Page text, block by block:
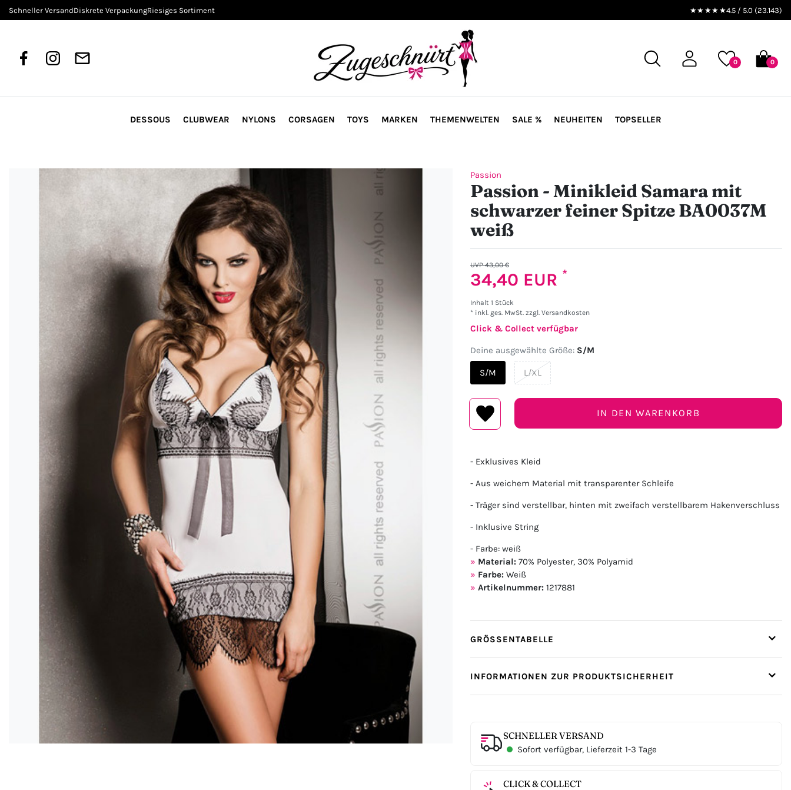
Schneller VersandDiskrete VerpackungRiesiges Sortiment ★★★★★4.5 / 5.0 (23.143)
0 0
DESSOUS CLUBWEAR NYLONS CORSAGEN TOYS MARKEN THEMENWELTEN SALE % NEUHEITEN TOPSELLER
Passion
Passion - Minikleid Samara mit
schwarzer feiner Spitze BA0037M
weiß
UVP 43,00 €
34,40 EUR *
Inhalt 1 Stück
* inkl. ges. MwSt. zzgl. Versandkosten
Click & Collect verfügbar
Deine ausgewählte Größe: S/M
S/M L/XL
IN DEN WARENKORB
- Exklusives Kleid
- Aus weichem Material mit transparenter Schleife
- Träger sind verstellbar, hinten mit zweifach verstellbarem Hakenverschluss
- Inklusive String
- Farbe: weiß
Material: 70% Polyester, 30% Polyamid
Farbe: Weiß
Artikelnummer: 1217881
GRÖSSENTABELLE
INFORMATIONEN ZUR PRODUKTSICHERHEIT
SCHNELLER VERSAND
Sofort verfügbar, Lieferzeit 1-3 Tage
CLICK & COLLECT